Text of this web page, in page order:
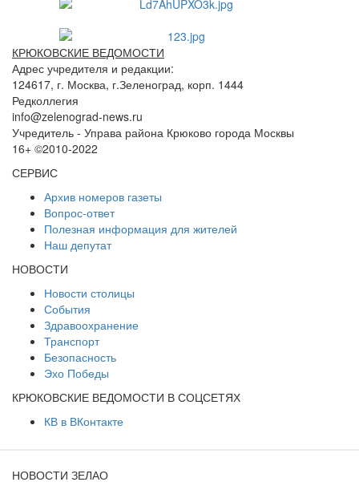
КРЮКОВСКИЕ ВЕДОМОСТИ
Адрес учредителя и редакции:
124617, г. Москва, г.Зеленоград, корп. 1444
Редколлегия
info@zelenograd-news.ru
Учредитель - Управа района Крюково города Москвы
16+ ©2010-2022
СЕРВИС
Архив номеров газеты
Вопрос-ответ
Полезная информация для жителей
Наш депутат
НОВОСТИ
Новости столицы
События
Здравоохранение
Транспорт
Безопасность
Эхо Победы
КРЮКОВСКИЕ ВЕДОМОСТИ В СОЦСЕТЯХ
КВ в ВКонтакте
НОВОСТИ ЗЕЛАО